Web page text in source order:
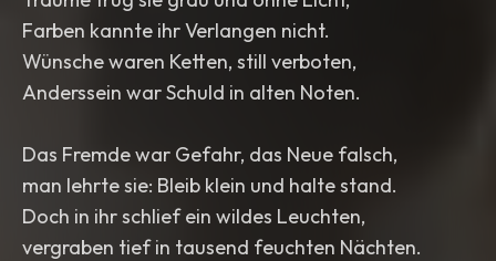
Farben kannte ihr Verlangen nicht.
Wünsche waren Ketten, still verboten,
Anderssein war Schuld in alten Noten.
Das Fremde war Gefahr, das Neue falsch,
man lehrte sie: Bleib klein und halte stand.
Doch in ihr schlief ein wildes Leuchten,
vergraben tief in tausend feuchten Nächten.